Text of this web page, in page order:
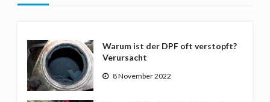
Warum ist der DPF oft verstopft?
Verursacht
8 November 2022